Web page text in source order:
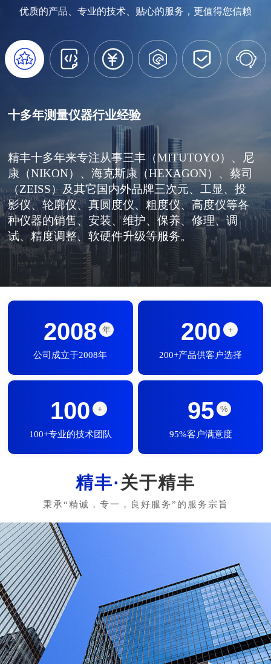
优质的产品、专业的技术、贴心的服务，更值得您信赖
     
十多年测量仪器行业经验
精丰十多年来专注从事三丰（MITUTOYO）、尼
康（NIKON）、海克斯康（HEXAGON）、蔡司
（ZEISS）及其它国内外品牌三次元、工显、投
影仪、轮廓仪、真圆度仪、粗度仪、高度仪等各
种仪器的销售、安装、维护、保养、修理、调
试、精度调整、软硬件升级等服务。
2008 年
公司成立于2008年
200 +
200+产品供客户选择
100 +
100+专业的技术团队
95 %
95%客户满意度
关于精丰